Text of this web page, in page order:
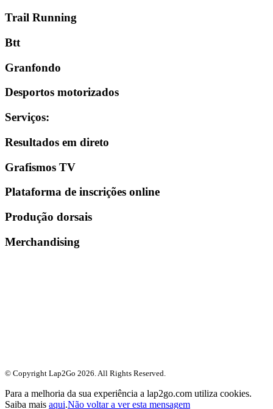
Trail Running
Btt
Granfondo
Desportos motorizados
Serviços:
Resultados em direto
Grafismos TV
Plataforma de inscrições online
Produção dorsais
Merchandising
© Copyright Lap2Go 2026. All Rights Reserved.
Para a melhoria da sua experiência a lap2go.com utiliza cookies.
Saiba mais aqui.Não voltar a ver esta mensagem